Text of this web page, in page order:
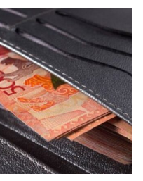
e
gr
a
m
.R
u
er п
р
а
в
и
т
ь